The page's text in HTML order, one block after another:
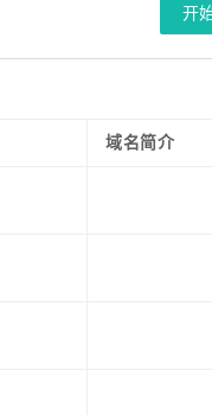
开
域名简介